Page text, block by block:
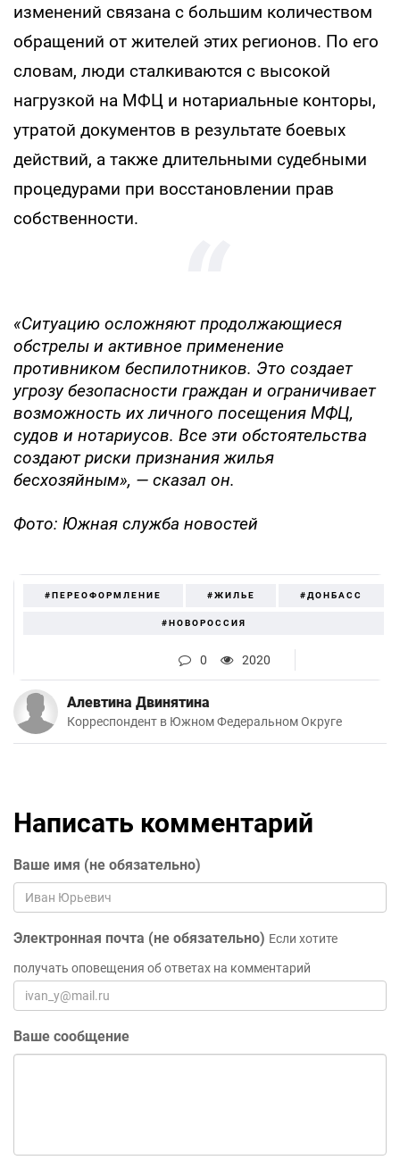
изменений связана с большим количеством
обращений от жителей этих регионов. По его
словам, люди сталкиваются с высокой
нагрузкой на МФЦ и нотариальные конторы,
утратой документов в результате боевых
действий, а также длительными судебными
процедурами при восстановлении прав
собственности.
«Ситуацию осложняют продолжающиеся
обстрелы и активное применение
противником беспилотников. Это создает
угрозу безопасности граждан и ограничивает
возможность их личного посещения МФЦ,
судов и нотариусов. Все эти обстоятельства
создают риски признания жилья
бесхозяйным», — сказал он.
Фото: Южная служба новостей
#ПЕРЕОФОРМЛЕНИЕ #ЖИЛЬЕ #ДОНБАСС
#НОВОРОССИЯ
0 2020
Алевтина Двинятина
Корреспондент в Южном Федеральном Округе
Написать комментарий
Ваше имя (не обязательно)
Электронная почта (не обязательно) Если хотите
получать оповещения об ответах на комментарий
Ваше сообщение